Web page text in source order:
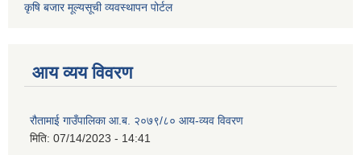
कृषि बजार मूल्यसूची व्यवस्थापन पोर्टल
आय व्यय विवरण
रौतामाई गाउँपालिका आ.ब. २०७९/८० आय-व्यव विवरण
मिति: 07/14/2023 - 14:41